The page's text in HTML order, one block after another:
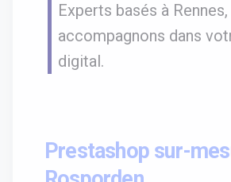
Experts basés à
accompagnons dans
digital.
Prestashop sur-